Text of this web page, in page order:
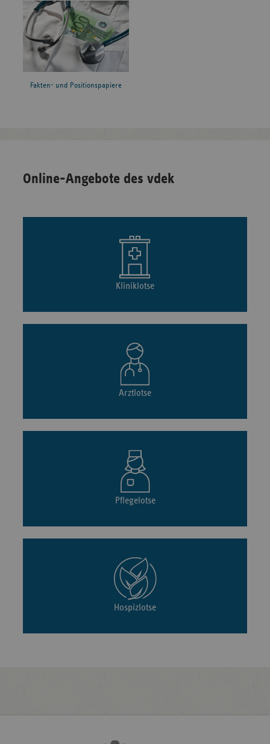
Fakten- und Positionspapiere
Online-Angebote des vdek
Kliniklotse
Arztlotse
Pflegelotse
Hospizlotse